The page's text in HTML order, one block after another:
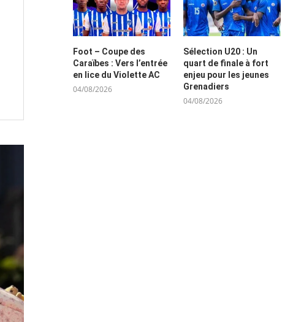
Foot – Coupe des
Caraïbes : Vers l’entrée
en lice du Violette AC
04/08/2026
Sélection U20 : Un
quart de finale à fort
enjeu pour les jeunes
Grenadiers
04/08/2026